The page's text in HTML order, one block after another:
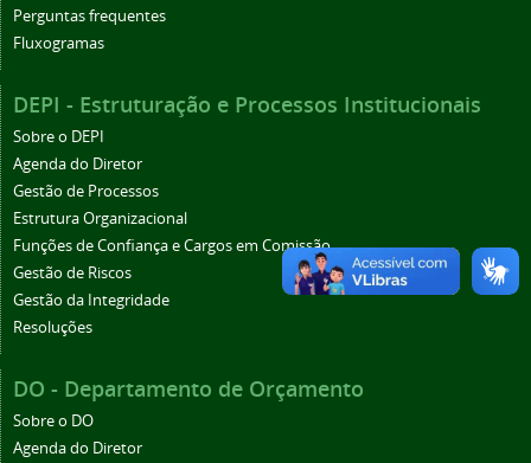
Perguntas frequentes
Fluxogramas
DEPI - Estruturação e Processos Institucionais
Sobre o DEPI
Agenda do Diretor
Gestão de Processos
Estrutura Organizacional
Funções de Confiança e Cargos em Comissão
Gestão de Riscos
Gestão da Integridade
Resoluções
DO - Departamento de Orçamento
Sobre o DO
Agenda do Diretor